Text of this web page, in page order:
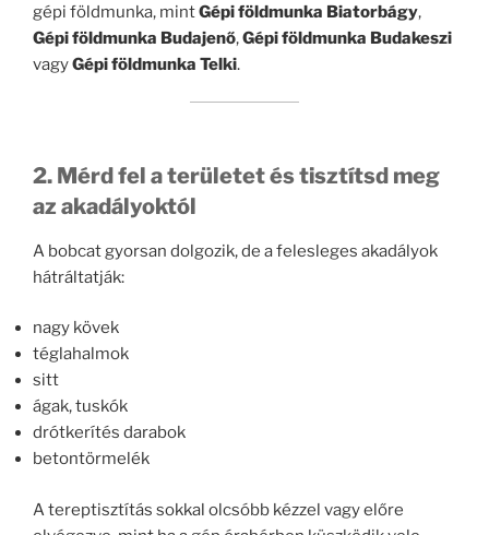
gépi földmunka, mintGépi földmunka Biatorbágy,
Gépi földmunka Budajenő,Gépi földmunka Budakeszi
vagyGépi földmunka Telki.
2. Mérd fel a területet és tisztítsd meg
az akadályoktól
A bobcat gyorsan dolgozik, de a felesleges akadályok
hátráltatják:
nagy kövek
téglahalmok
sitt
ágak, tuskók
drótkerítés darabok
betontörmelék
A tereptisztítás sokkal olcsóbb kézzel vagy előre